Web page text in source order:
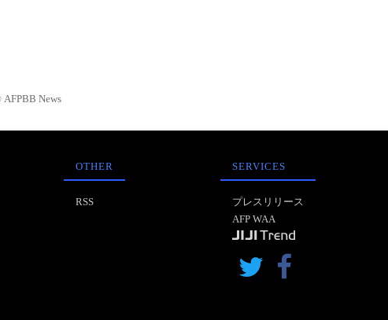
News
OTHER
RSS
SERVICES
プレスリリース
AFP WAA